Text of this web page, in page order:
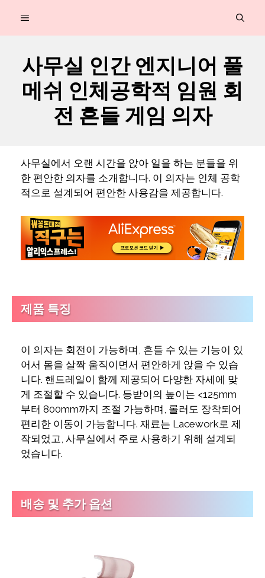
MENU
사무실 인간 엔지니어 풀
메쉬 인체공학적 임원 회
전 흔들 게임 의자
사무실에서 오랜 시간을 앉아 일을 하는 분들을 위
한 편안한 의자를 소개합니다. 이 의자는 인체 공학
적으로 설계되어 편안한 사용감을 제공합니다.
제품 특징
이 의자는 회전이 가능하며, 흔들 수 있는 기능이 있
어서 몸을 살짝 움직이면서 편안하게 앉을 수 있습
니다. 핸드레일이 함께 제공되어 다양한 자세에 맞
게 조절할 수 있습니다. 등받이의 높이는 <125mm
부터 800mm까지 조절 가능하며, 롤러도 장착되어
편리한 이동이 가능합니다. 재료는 Lacework로 제
작되었고, 사무실에서 주로 사용하기 위해 설계되
었습니다.
배송 및 추가 옵션